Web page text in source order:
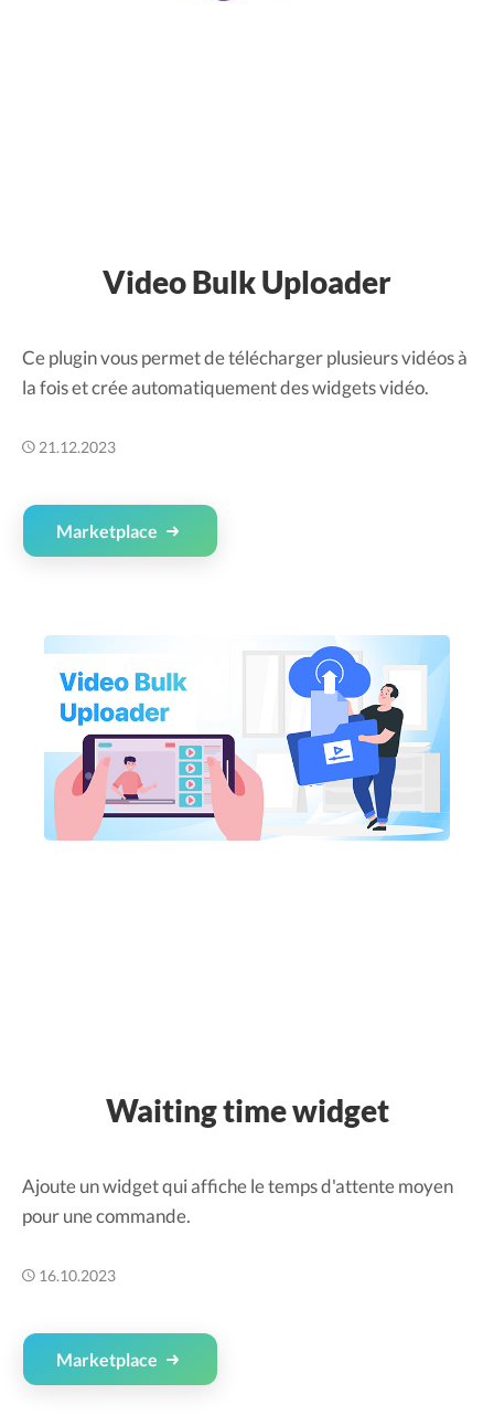
Video Bulk Uploader
Ce plugin vous permet de télécharger plusieurs vidéos à
la fois et crée automatiquement des widgets vidéo.
21.12.2023
Marketplace
Waiting time widget
Ajoute un widget qui affiche le temps d'attente moyen
pour une commande.
16.10.2023
Marketplace